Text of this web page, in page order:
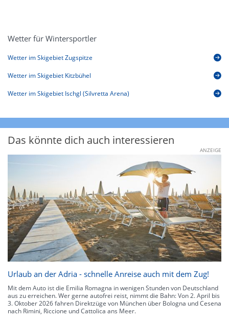
Wetter für Wintersportler
Wetter im Skigebiet Zugspitze
Wetter im Skigebiet Kitzbühel
Wetter im Skigebiet Ischgl (Silvretta Arena)
Das könnte dich auch interessieren
ANZEIGE
Urlaub an der Adria - schnelle Anreise auch mit dem Zug!
Mit dem Auto ist die Emilia Romagna in wenigen Stunden von Deutschland
aus zu erreichen. Wer gerne autofrei reist, nimmt die Bahn: Von 2. April bis
3. Oktober 2026 fahren Direktzüge von München über Bologna und Cesena
nach Rimini, Riccione und Cattolica ans Meer.